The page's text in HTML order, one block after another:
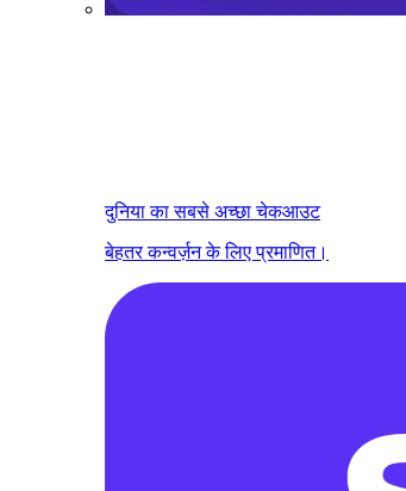
दुनिया का सबसे अच्छा चेकआउट
बेहतर कन्वर्ज़न के लिए प्रमाणित।